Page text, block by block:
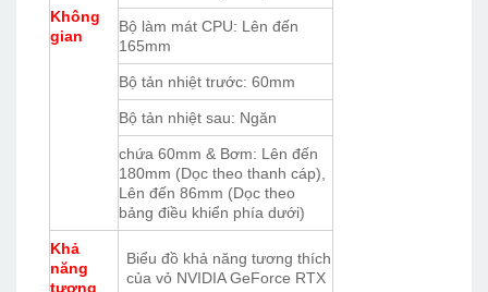
Không
gian
Bộ làm mát CPU: Lên đến
165mm
Bộ tản nhiệt trước: 60mm
Bộ tản nhiệt sau: Ngăn
chứa 60mm & Bơm: Lên đến
180mm (Dọc theo thanh cáp),
Lên đến 86mm (Dọc theo
bảng điều khiển phía dưới)
Khả
năng
tương
Biểu đồ khả năng tương thích
của vỏ NVIDIA GeForce RTX